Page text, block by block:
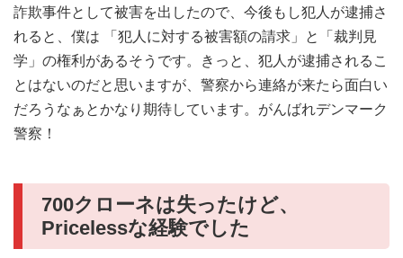
詐欺事件として被害を出したので、今後もし犯人が逮捕さ
れると、僕は 「犯人に対する被害額の請求」と「裁判見
学」の権利があるそうです。きっと、犯人が逮捕されるこ
とはないのだと思いますが、警察から連絡が来たら面白い
だろうなぁとかなり期待しています。がんばれデンマーク
警察！
700クローネは失ったけど、
Pricelessな経験でした